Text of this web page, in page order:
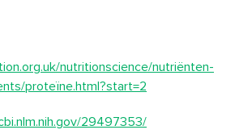
nutritionscience/nutriënten-
proteïne.html?start=2
29497353/